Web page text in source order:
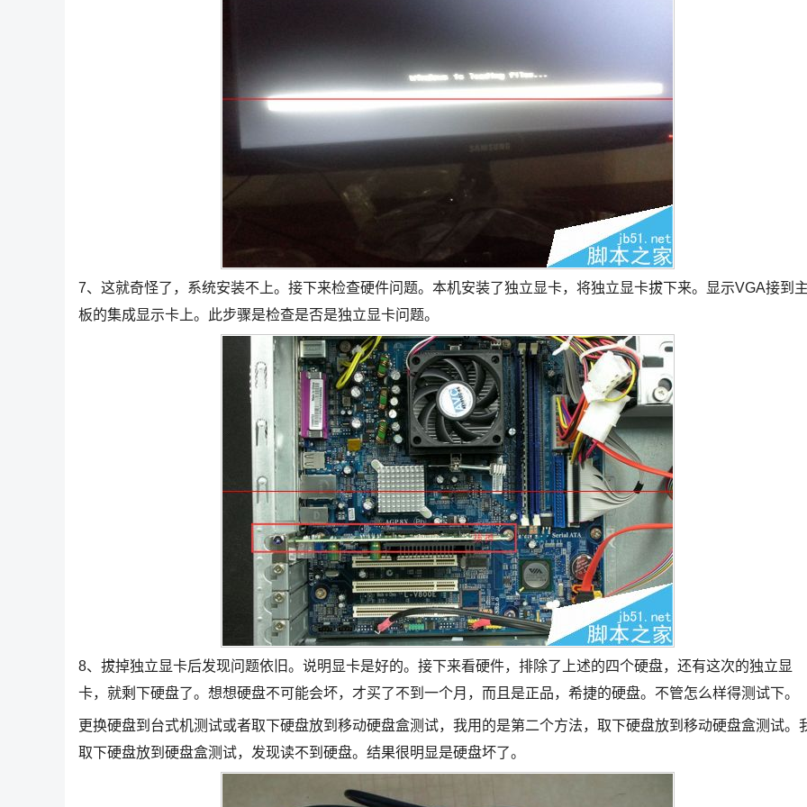
7、这就奇怪了，系统安装不上。接下来检查硬件问题。本机安装了独立显卡，将独立显卡拔下来。显示VGA接到
板的集成显示卡上。此步骤是检查是否是独立显卡问题。
8、拔掉独立显卡后发现问题依旧。说明显卡是好的。接下来看硬件，排除了上述的四个硬盘，还有这次的独立显
卡，就剩下硬盘了。想想硬盘不可能会坏，才买了不到一个月，而且是正品，希捷的硬盘。不管怎么样得测试下。
更换硬盘到台式机测试或者取下硬盘放到移动硬盘盒测试，我用的是第二个方法，取下硬盘放到移动硬盘盒测试。
取下硬盘放到硬盘盒测试，发现读不到硬盘。结果很明显是硬盘坏了。